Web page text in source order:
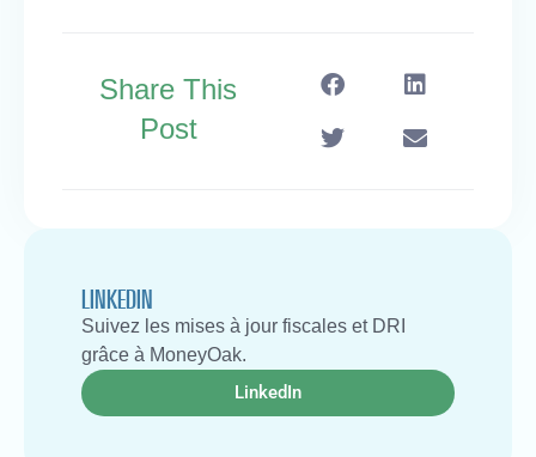
Share This
Post
LINKEDIN
Suivez les mises à jour fiscales et DRI
grâce à MoneyOak.
LinkedIn